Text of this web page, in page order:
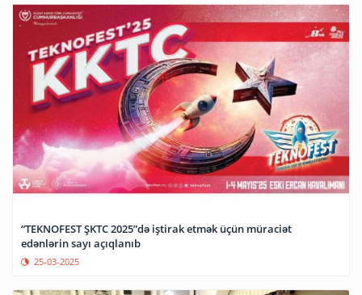
“TEKNOFEST ŞKTC 2025”də iştirak etmək üçün müraciət
edənlərin sayı açıqlanıb
25-03-2025